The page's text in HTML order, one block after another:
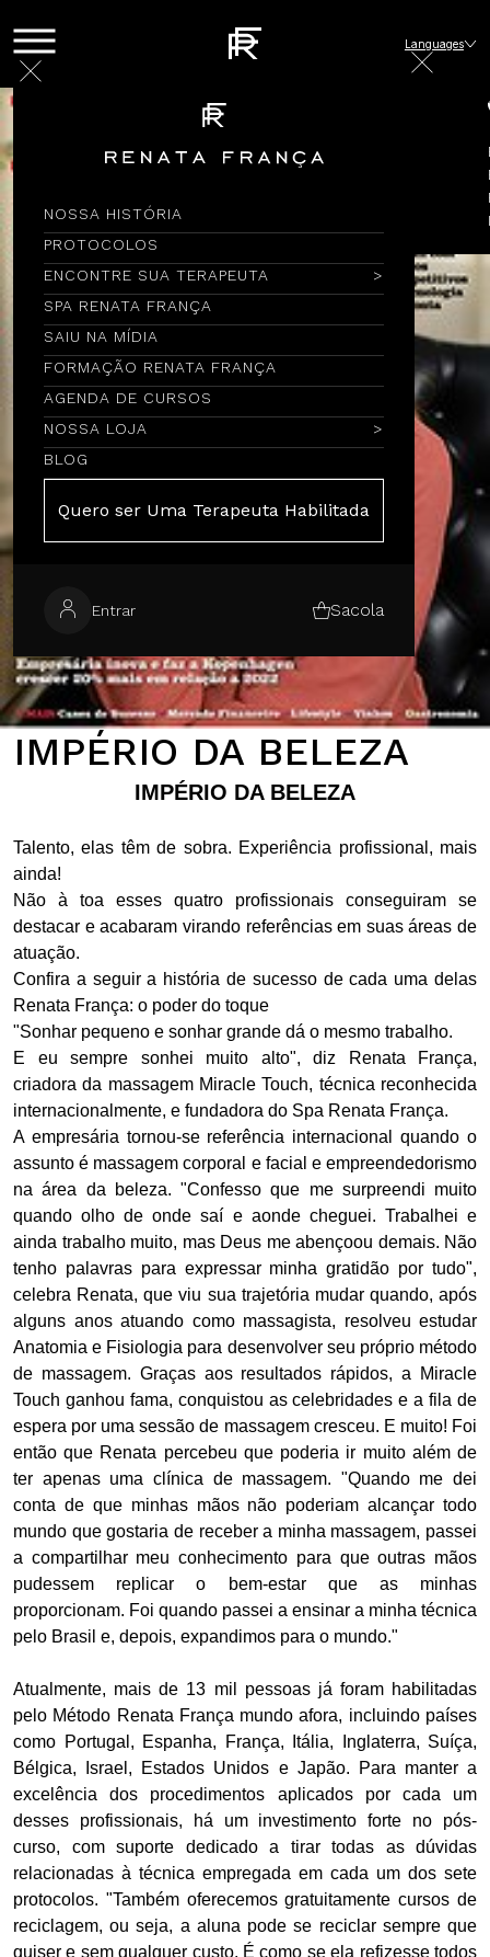
NOSSA HISTÓRIA
PROTOCOLOS
ENCONTRE SUA TERAPEUTA
SPA RENATA FRANÇA
SAIU NA MÍDIA
FORMAÇÃO RENATA FRANÇA
AGENDA DE CURSOS
NOSSA LOJA
BLOG
Quero ser Uma Terapeuta Habilitada
Entrar Sacola
Languages
IMPÉRIO DA BELEZA
IMPÉRIO DA BELEZA
Talento, elas têm de sobra. Experiência profissional, mais
ainda!
Não à toa esses quatro profissionais conseguiram se
destacar e acabaram virando referências em suas áreas de
atuação.
Confira a seguir a história de sucesso de cada uma delas
Renata França: o poder do toque
"Sonhar pequeno e sonhar grande dá o mesmo trabalho.
E eu sempre sonhei muito alto", diz Renata França,
criadora da massagem Miracle Touch, técnica reconhecida
internacionalmente, e fundadora do Spa Renata França.
A empresária tornou-se referência internacional quando o
assunto é massagem corporal e facial e empreendedorismo
na área da beleza. "Confesso que me surpreendi muito
quando olho de onde saí e aonde cheguei. Trabalhei e
ainda trabalho muito, mas Deus me abençoou demais. Não
tenho palavras para expressar minha gratidão por tudo",
celebra Renata, que viu sua trajetória mudar quando, após
alguns anos atuando como massagista, resolveu estudar
Anatomia e Fisiologia para desenvolver seu próprio método
de massagem. Graças aos resultados rápidos, a Miracle
Touch ganhou fama, conquistou as celebridades e a fila de
espera por uma sessão de massagem cresceu. E muito! Foi
então que Renata percebeu que poderia ir muito além de
ter apenas uma clínica de massagem. "Quando me dei
conta de que minhas mãos não poderiam alcançar todo
mundo que gostaria de receber a minha massagem, passei
a compartilhar meu conhecimento para que outras mãos
pudessem replicar o bem-estar que as minhas
proporcionam. Foi quando passei a ensinar a minha técnica
pelo Brasil e, depois, expandimos para o mundo."
Atualmente, mais de 13 mil pessoas já foram habilitadas
pelo Método Renata França mundo afora, incluindo países
como Portugal, Espanha, França, Itália, Inglaterra, Suíça,
Bélgica, Israel, Estados Unidos e Japão. Para manter a
excelência dos procedimentos aplicados por cada um
desses profissionais, há um investimento forte no pós-
curso, com suporte dedicado a tirar todas as dúvidas
relacionadas à técnica empregada em cada um dos sete
protocolos. "Também oferecemos gratuitamente cursos de
reciclagem, ou seja, a aluna pode se reciclar sempre que
quiser e sem qualquer custo. É como se ela refizesse todos